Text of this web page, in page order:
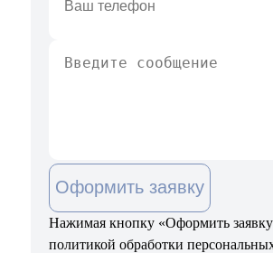
Оформить заявку
Нажимая кнопку «Оформить
политикой обработки